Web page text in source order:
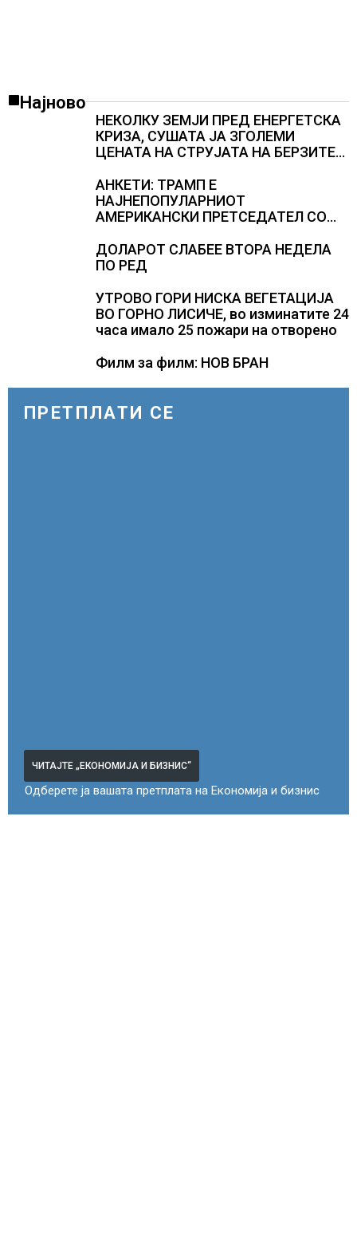
Најново
НЕКОЛКУ ЗЕМЈИ ПРЕД ЕНЕРГЕТСКА
КРИЗА, СУШАТА ЈА ЗГОЛЕМИ
ЦЕНАТА НА СТРУЈАТА НА БЕРЗИТЕ
АНКЕТИ: ТРАМП Е
НАЈНЕПОПУЛАРНИОТ
АМЕРИКАНСКИ ПРЕТСЕДАТЕЛ СО
резултатите од последните анкети
ДОЛАРОТ СЛАБЕЕ ВТОРА НЕДЕЛА
ПО РЕД
УТРОВО ГОРИ НИСКА ВЕГЕТАЦИЈА
ВО ГОРНО ЛИСИЧЕ, во изминатите 24
часа имало 25 пожари на отворено
Филм за филм: НОВ БРАН
ПРЕТПЛАТИ СЕ
ЧИТАЈТЕ „ЕКОНОМИЈА И БИЗНИС“
Одберете ја вашата претплата на Економија и бизнис